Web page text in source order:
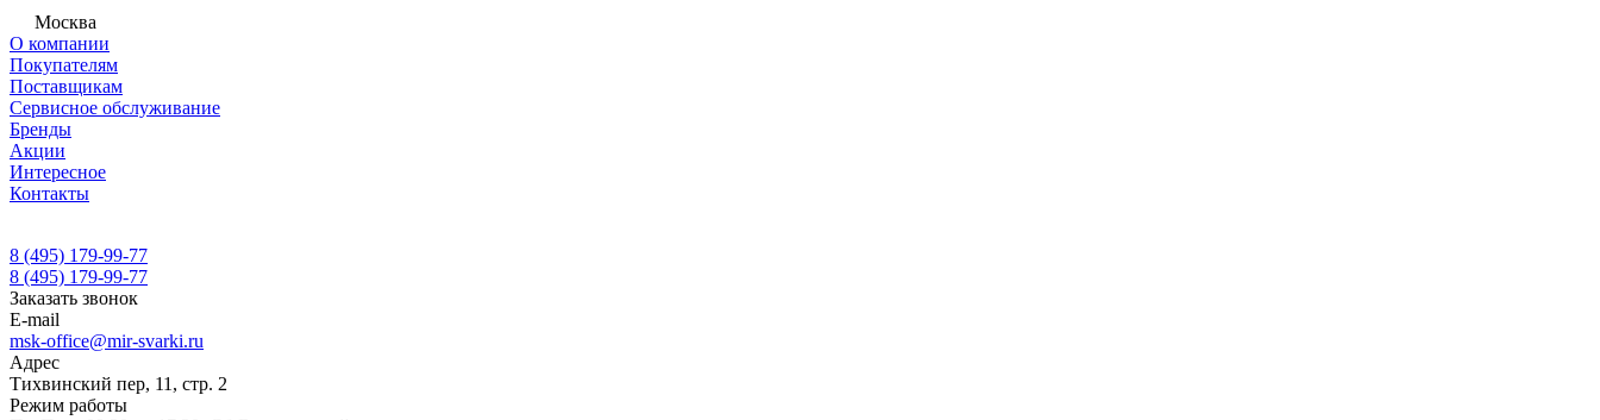
Москва
О компании
Покупателям
Поставщикам
Сервисное обслуживание
Бренды
Акции
Интересное
Контакты
8 (495) 179-99-77
8 (495) 179-99-77
Заказать звонок
E-mail
msk-office@mir-svarki.ru
Адрес
Тихвинский пер, 11, стр. 2
Режим работы